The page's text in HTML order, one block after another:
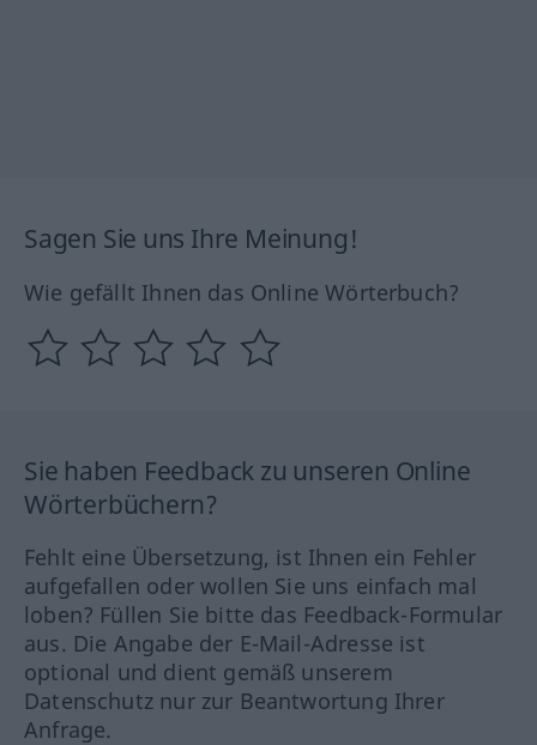
Sagen Sie uns Ihre Meinung!
Wie gefällt Ihnen das Online Wörterbuch?
Sie haben Feedback zu unseren Online
Wörterbüchern?
Fehlt eine Übersetzung, ist Ihnen ein Fehler
aufgefallen oder wollen Sie uns einfach mal
loben? Füllen Sie bitte das Feedback-Formular
aus. Die Angabe der E-Mail-Adresse ist
optional und dient gemäß unserem
Datenschutz nur zur Beantwortung Ihrer
Anfrage.